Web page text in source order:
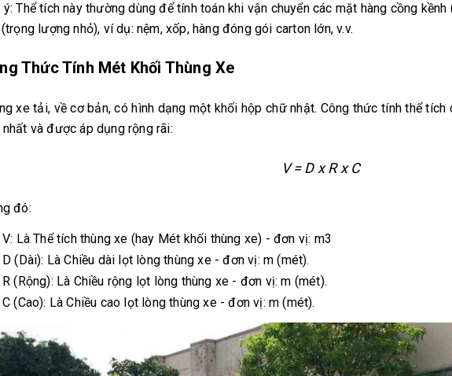
ý: Thể tích này thường dùng để tính toán khi vận chuyển các mặt hàng cồng
lượng nhỏ), ví dụ: nệm, xốp, hàng đóng gói carton lớn, v.v.
Thức Tính Mét Khối Thùng Xe
xe tải, về cơ bản, có hình dạng một khối hộp chữ nhật. Công thức tính thể
nhất và được áp dụng rộng rãi:
V = D x R x C
đó:
V: Là Thể tích thùng xe (hay Mét khối thùng xe) - đơn vị: m3
D (Dài): Là Chiều dài lọt lòng thùng xe - đơn vị: m (mét).
R (Rộng): Là Chiều rộng lọt lòng thùng xe - đơn vị: m (mét).
C (Cao): Là Chiều cao lọt lòng thùng xe - đơn vị: m (mét).